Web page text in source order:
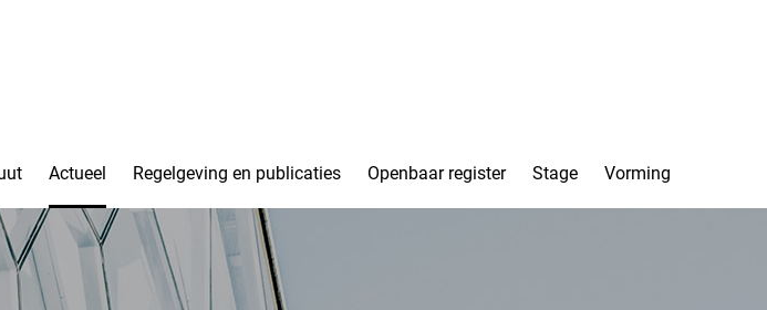
Actueel Regelgeving en publicaties Openbaar register Stage Vorming